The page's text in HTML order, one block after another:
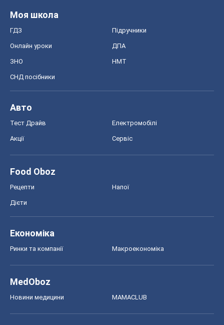
Моя школа
ГДЗ Підручники
Онлайн уроки ДПА
ЗНО НМТ
СНД посібники
Авто
Тест Драйв Електромобілі
Акції Сервіс
Food Oboz
Рецепти Напої
Дієти
Економіка
Ринки та компанії Макроекономіка
MedOboz
Новини медицини MAMACLUB